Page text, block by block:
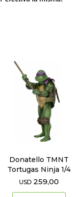
Donatello TMNT
Tortugas Ninja 1/4
USD 259,00